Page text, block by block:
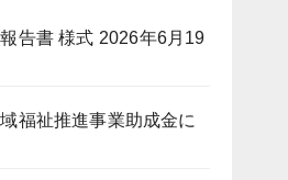
告書 様式 2026年6月19
福祉推進事業助成金に